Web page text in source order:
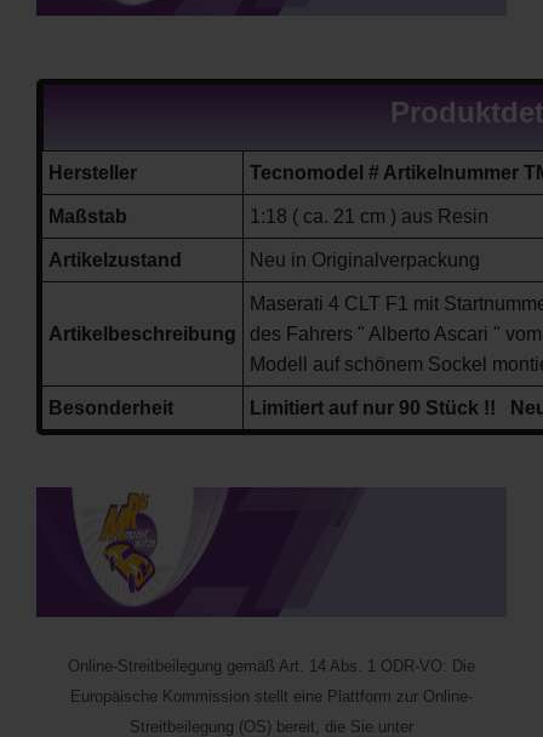
Hersteller Tecnomodel # Artikelnummer
Maßstab 1:18 ( ca. 21 cm ) aus Resin
Artikelzustand Neu in Originalverpackung
Artikelbeschreibung
Maserati 4 CLT F1 mit
des Fahrers " Alberto Ascari "
Modell auf schönem Sockel
Besonderheit Limitiert auf nur 90 Stück !!
Online-Streitbeilegung gemäß Art. 14 Abs. 1 ODR-VO: Die
Europäische Kommission stellt eine Plattform zur Online-
Streitbeilegung (OS) bereit, die Sie unter